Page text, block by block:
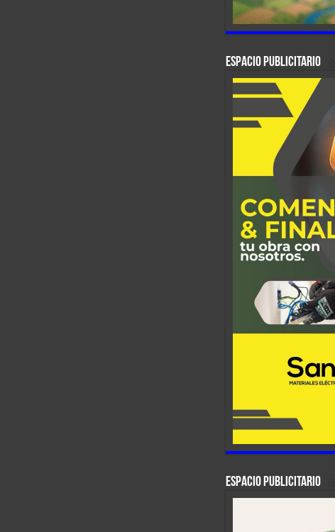
ESPACIO PUBLICITARIO
ESPACIO PUBLICITARIO